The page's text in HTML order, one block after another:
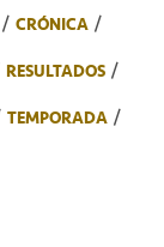
CRÓNICA
RESULTADOS
TEMPORADA